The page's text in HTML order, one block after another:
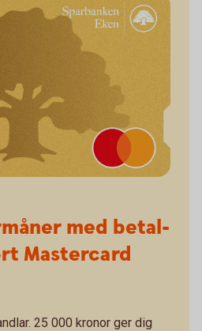
med betal-
Mastercard
25 000 kronor ger dig